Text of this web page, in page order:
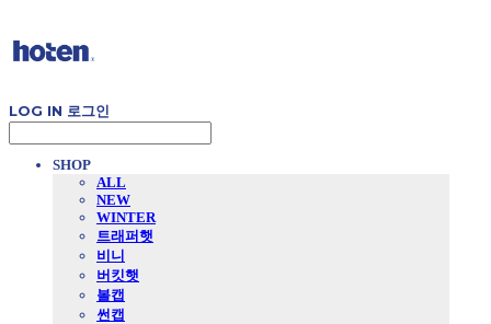
LOG IN 로그인
SHOP
ALL
NEW
WINTER
트래퍼햇
비니
버킷햇
볼캡
썬캡